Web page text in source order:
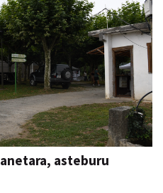
asteburu